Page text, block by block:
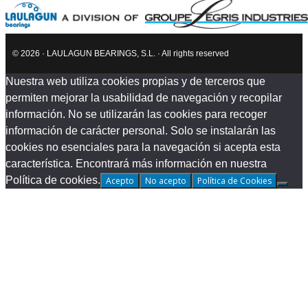
© 2026 · LAULAGUN BEARINGS, S.L. · All rights reserved
Nuestra web utiliza cookies propias y de terceros que
permiten mejorar la usabilidad de navegación y recopilar
información. No se utilizarán las cookies para recoger
información de carácter personal. Solo se instalarán las
cookies no esenciales para la navegación si acepta esta
característica. Encontrará más información en nuestra
Política de cookies. Acepto No acepto Política de Cookies